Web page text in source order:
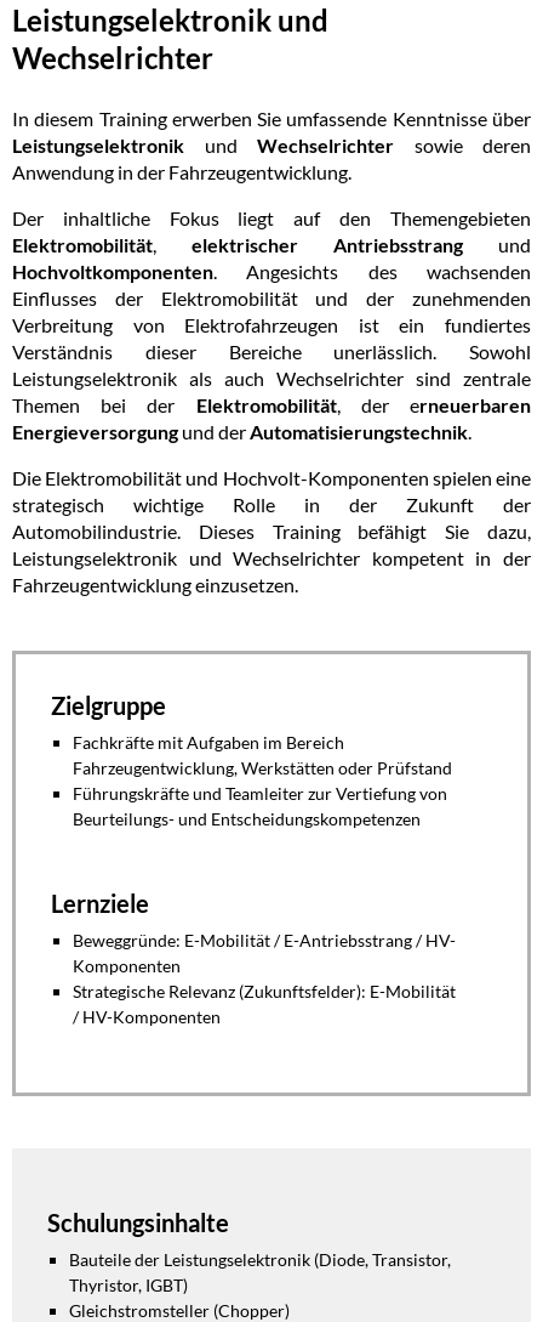
Leistungselektronik und
Wechselrichter​
In diesem Training erwerben Sie umfassende Kenntnisse über
Leistungselektronik und Wechselrichter sowie deren
Anwendung in der Fahrzeugentwicklung.
Der inhaltliche Fokus liegt auf den Themengebieten
Elektromobilität, elektrischer Antriebsstrangund
Hochvoltkomponenten. Angesichts des wachsenden
Einflusses der Elektromobilität und der zunehmenden
Verbreitung von Elektrofahrzeugen ist ein fundiertes
Verständnis dieser Bereiche unerlässlich. Sowohl
Leistungselektronik als auch Wechselrichter sind zentrale
Themen bei der Elektromobilität, der erneuerbaren
Energieversorgungund derAutomatisierungstechnik.
Die Elektromobilität und Hochvolt-Komponenten spielen eine
strategisch wichtige Rolle in der Zukunft der
Automobilindustrie. Dieses Training befähigt Sie dazu,
Leistungselektronik und Wechselrichter kompetent in der
Fahrzeugentwicklung einzusetzen.
Zielgruppe
Fachkräfte mit Aufgaben im Bereich
Fahrzeugentwicklung,Werkstätten oder Prüfstand
Führungskräfte und TeamleiterzurVertiefung von
Beurteilungs- und Entscheidungskompetenzen
Lernziele
Beweggründe: E-Mobilität / E-Antriebsstrang / HV-
Komponenten
Strategische Relevanz (Zukunftsfelder): E-Mobilität
/HV-Komponenten
Schulungsinhalte
Bauteile der Leistungselektronik (Diode, Transistor,
Thyristor, IGBT)
Gleichstromsteller (Chopper)